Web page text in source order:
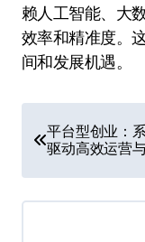
赖人工智能、大
效率和精准度。
间和发展机遇。
章
导
航
平台型创业：
驱动高效运营